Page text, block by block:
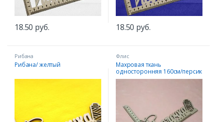
18.50 руб. 18.50 руб.
Рибана
Рибана/ желтый
Флис
Махровая ткань
односторонняя 160см/персик